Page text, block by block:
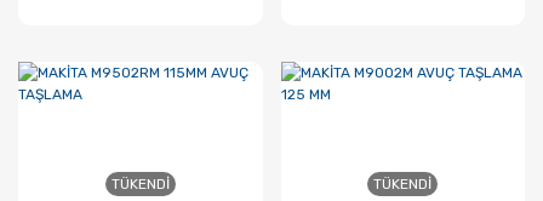
TÜKENDI TÜKENDI